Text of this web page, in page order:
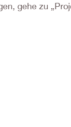
gehe zu